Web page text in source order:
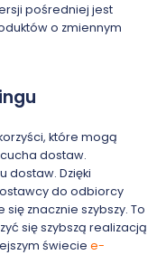
pośredniej jest
o zmiennym
które mogą
dostaw.
dostaw. Dzięki
do odbiorcy
znacznie szybszy. To
się szybszą realizacją
świecie e-